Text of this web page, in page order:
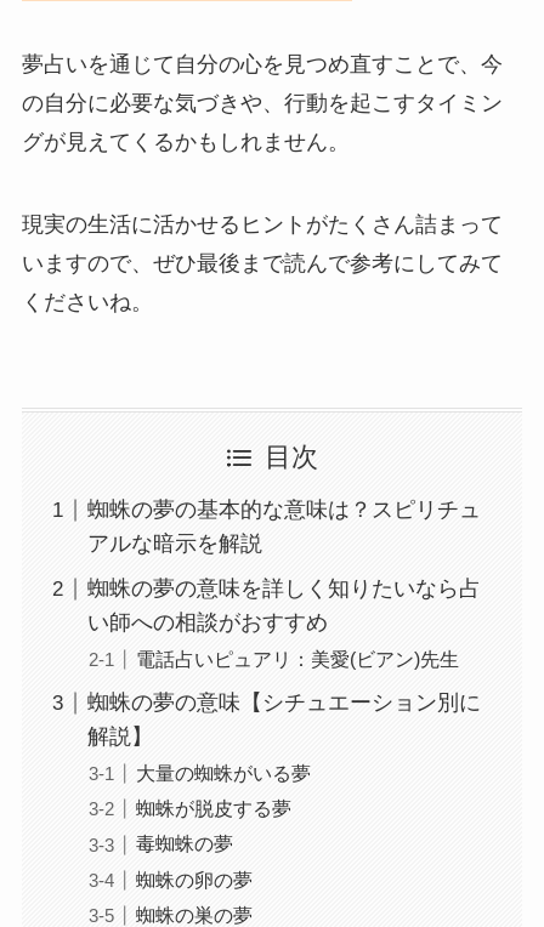
夢占いを通じて自分の心を見つめ直すことで、今
の自分に必要な気づきや、行動を起こすタイミン
グが見えてくるかもしれません。
現実の生活に活かせるヒントがたくさん詰まって
いますので、ぜひ最後まで読んで参考にしてみて
くださいね。
目次
蜘蛛の夢の基本的な意味は？スピリチュ
アルな暗示を解説
蜘蛛の夢の意味を詳しく知りたいなら占
い師への相談がおすすめ
電話占いピュアリ：美愛(ビアン)先生
蜘蛛の夢の意味【シチュエーション別に
解説】
大量の蜘蛛がいる夢
蜘蛛が脱皮する夢
毒蜘蛛の夢
蜘蛛の卵の夢
蜘蛛の巣の夢